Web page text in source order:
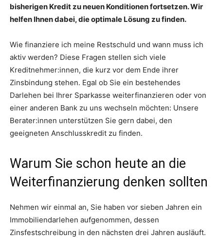
bisherigen Kredit zu neuen Konditionen fortsetzen. Wir
helfen Ihnen dabei, die optimale Lösung zu finden.
Wie finanziere ich meine Restschuld und wann muss ich
aktiv werden? Diese Fragen stellen sich viele
Kreditnehmer:innen, die kurz vor dem Ende ihrer
Zinsbindung stehen. Egal ob Sie ein bestehendes
Darlehen bei Ihrer Sparkasse weiterfinanzieren oder von
einer anderen Bank zu uns wechseln möchten: Unsere
Berater:innen unterstützen Sie gern dabei, den
geeigneten Anschlusskredit zu finden.
Warum Sie schon heute an die
Weiterfinanzierung denken sollten
Nehmen wir einmal an, Sie haben vor sieben Jahren ein
Immobiliendarlehen aufgenommen, dessen
Zinsfestschreibung in den nächsten drei Jahren ausläuft.